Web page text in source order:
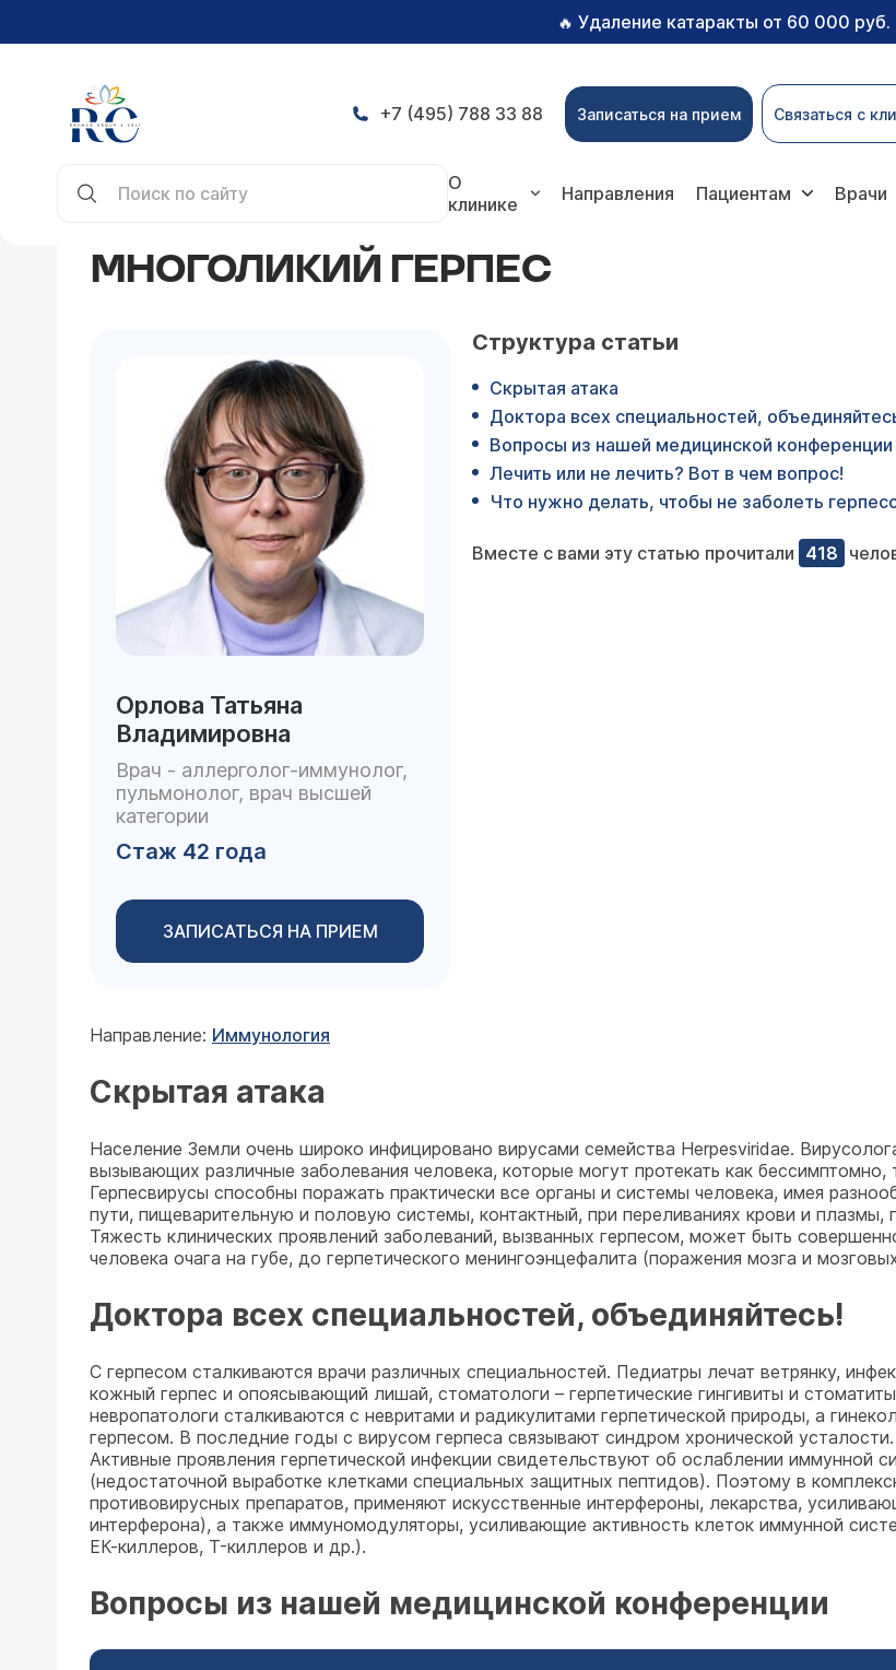
🔥 Удаление катаракты от 60 000 руб.
+7 (495) 788 33 88 Записаться на прием Связаться с
О
клинике
Направления Пациентам Врачи
МНОГОЛИКИЙ ГЕРПЕС
Орлова Татьяна
Владимировна
Врач - аллерголог-иммунолог,
пульмонолог, врач высшей
категории
Стаж 42 года
ЗАПИСАТЬСЯ НА ПРИЕМ
Структура статьи
Скрытая атака
Доктора всех специальностей,
Вопросы из нашей медицинской конференции
Лечить или не лечить? Вот в чем вопрос!
Что нужно делать, чтобы не заболеть
Вместе с вами эту статью прочитали 418
Направление: Иммунология
Скрытая атака
Население Земли очень широко инфицировано вирусами семейства Herpesviridae.
вызывающих различные заболевания человека, которые могут протекать как
Герпесвирусы способны поражать практически все органы и системы человека, имея
пути, пищеварительную и половую системы, контактный, при переливаниях крови и плазмы,
Тяжесть клинических проявлений заболеваний, вызванных герпесом, может быть
человека очага на губе, до герпетического менингоэнцефалита (поражения мозга и
Доктора всех специальностей, объединяйтесь!
С герпесом сталкиваются врачи различных специальностей. Педиатры лечат ветрянку,
кожный герпес и опоясывающий лишай, стоматологи – герпетические гингивиты и
невропатологи сталкиваются с невритами и радикулитами герпетической природы, а
герпесом. В последние годы с вирусом герпеса связывают синдром хронической усталости.
Активные проявления герпетической инфекции свидетельствуют об ослаблении иммунной
(недостаточной выработке клетками специальных защитных пептидов). Поэтому в
противовирусных препаратов, применяют искусственные интерфероны, лекарства,
интерферона), а также иммуномодуляторы, усиливающие активность клеток иммунной
ЕК-киллеров, T-киллеров и др.).
Вопросы из нашей медицинской конференции